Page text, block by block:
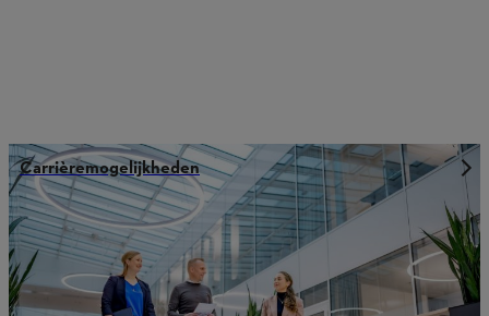
Carrièremogelijkheden